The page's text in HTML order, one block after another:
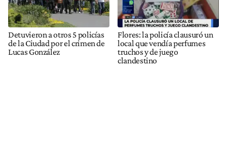
Detuvieron a otros 5 policías
de la Ciudad por el crimen de
Lucas González
Flores: la policía clausuró un
local que vendía perfumes
truchos y de juego
clandestino